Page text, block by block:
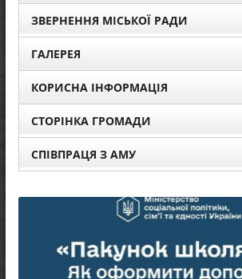
ЗВЕРНЕННЯ МІСЬКОЇ РАДИ
ГАЛЕРЕЯ
КОРИСНА ІНФОРМАЦІЯ
СТОРІНКА ГРОМАДИ
СПІВПРАЦЯ З АМУ